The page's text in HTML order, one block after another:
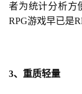
者为统计分析方
RPG游戏早已是
3、重质轻量